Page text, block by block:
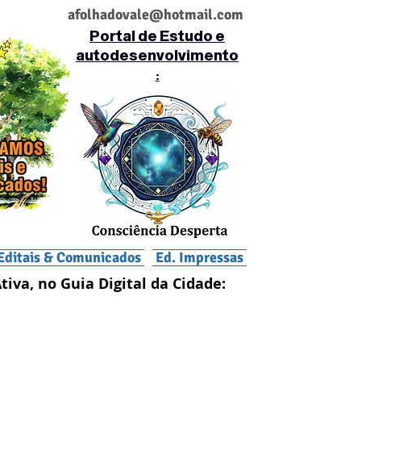
afolhadovale@hotmail.com
Portal de Estudo e
autodesenvolvimento
:
& Comunicados Ed. Impressas
no Guia Digital da Cidade: